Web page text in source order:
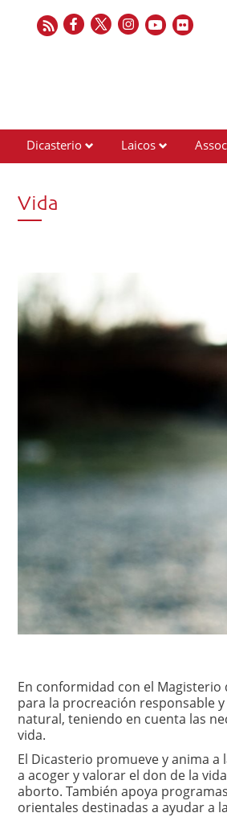
Dicasterio Laicos
Vida
En conformidad con el
para la procreación responsable
natural, teniendo en cuenta las
vida.
El Dicasterio promueve y anima a
a acoger y valorar el don de la
aborto. También apoya
orientales destinadas a ayudar a